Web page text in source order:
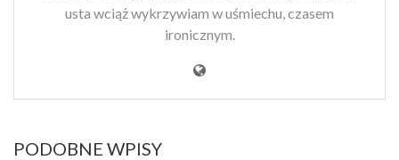
usta wciąż wykrzywiam w uśmiechu, czasem
ironicznym.
PODOBNE WPISY